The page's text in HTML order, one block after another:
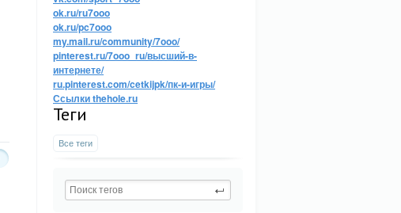
ok.ru/ru7ooo
ok.ru/pc7ooo
my.mail.ru/community/7ooo/
pinterest.ru/7ooo_ru/высший-в-
интернете/
ru.pinterest.com/cetkijpk/пк-и-игры/
Ссылки thehole.ru
Теги
Все теги